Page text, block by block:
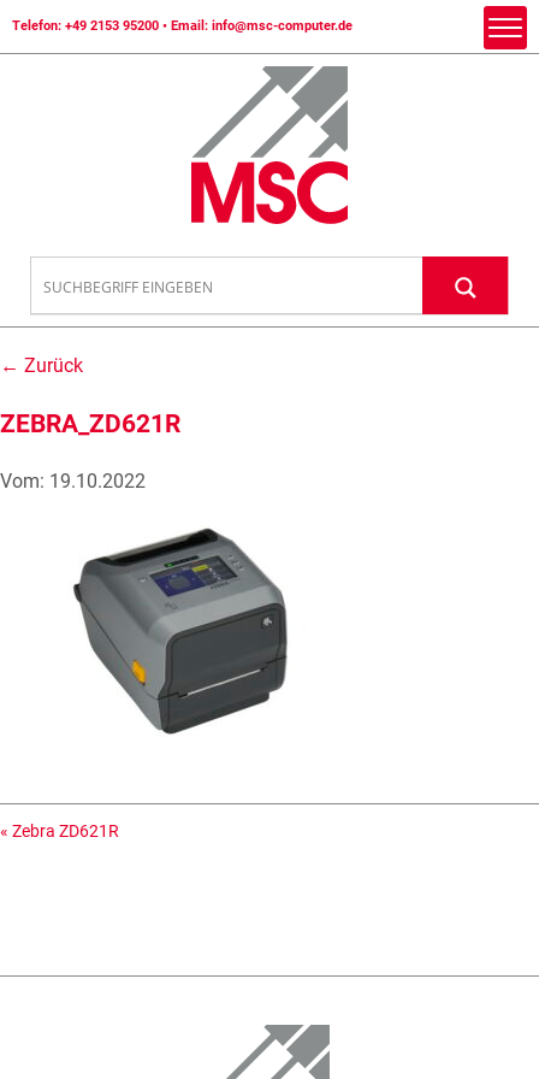
Telefon: +49 2153 95200 • Email: info@msc-computer.de
← Zurück
ZEBRA_ZD621R
Vom: 19.10.2022
« Zebra ZD621R